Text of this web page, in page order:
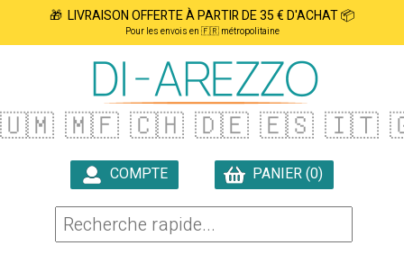
🎁 LIVRAISON OFFERTE À PARTIR DE 35 € D'ACHAT 📦
Pour les envois en 🇫🇷 métropolitaine
🇺🇲 🇲🇫 🇨🇭 🇩🇪 🇪🇸 🇮🇹
COMPTE
PANIER (0)